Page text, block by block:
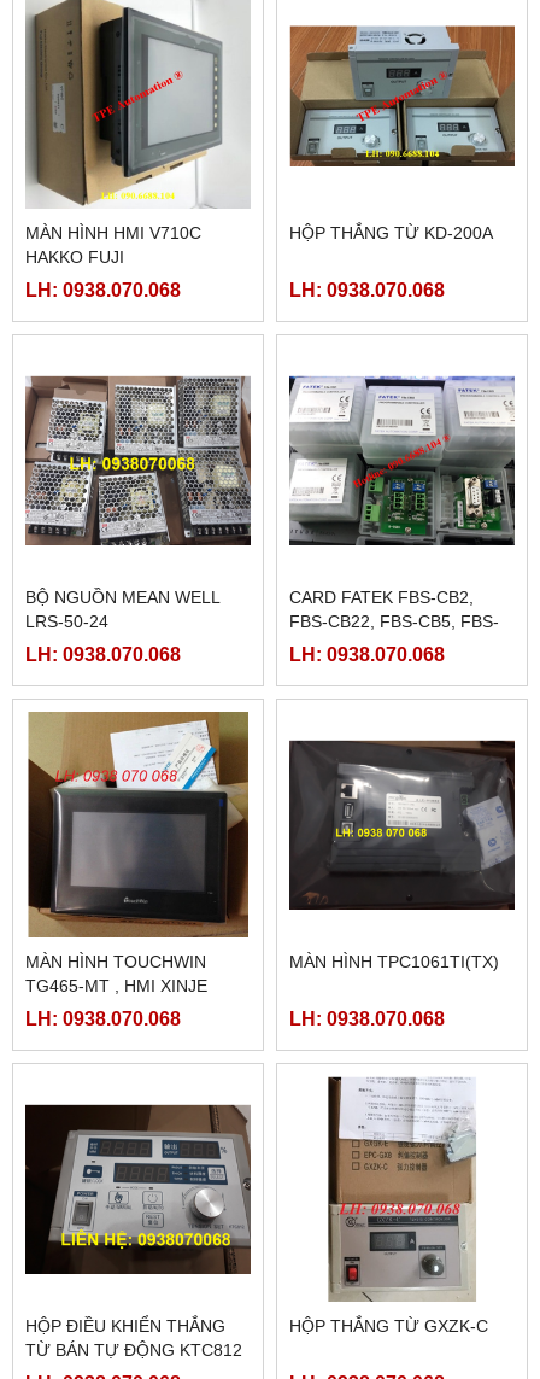
MÀN HÌNH HMI V710C
HAKKO FUJI
LH: 0938.070.068
HỘP THẮNG TỪ KD-200A
LH: 0938.070.068
BỘ NGUỒN MEAN WELL
LRS-50-24
LH: 0938.070.068
CARD FATEK FBS-CB2,
FBS-CB22, FBS-CB5, FBS-
CB25, FBS-CB55
LH: 0938.070.068
MÀN HÌNH TOUCHWIN
TG465-MT , HMI XINJE
TG465-MT
LH: 0938.070.068
MÀN HÌNH TPC1061TI(TX)
LH: 0938.070.068
HỘP ĐIỀU KHIỂN THẮNG
TỪ BÁN TỰ ĐỘNG KTC812
HỘP THẮNG TỪ GXZK-C